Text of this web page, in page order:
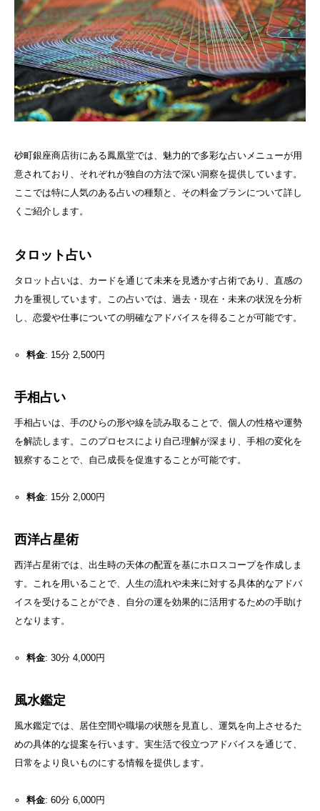
砂町銀座商店街にある鳳凰堂では、魅力的で多彩な占いメニューが用
意されており、それぞれが独自の方法で深い洞察を提供しています。
ここでは特に人気のある占いの種類と、その料金プランについて詳し
くご紹介します。
タロット占い
タロット占いは、カードを通じて未来を見透かす占術であり、直感の
力を重視しています。この占いでは、過去・現在・未来の状況を分析
し、恋愛や仕事についての明確なアドバイスを得ることが可能です。
料金: 15分 2,500円
手相占い
手相占いは、手のひらの形や線を読み取ることで、個人の性格や運勢
を解読します。このプロセスにより自己理解が深まり、手相の変化を
観察することで、自己成長を促進することが可能です。
料金: 15分 2,000円
西洋占星術
西洋占星術では、出生時の天体の配置を基にホロスコープを作成しま
す。これを用いることで、人生の流れや未来に対する具体的なアドバ
イスを受けることができ、自分の運を効果的に活用するための手助け
となります。
料金: 30分 4,000円
風水鑑定
風水鑑定では、居住空間や職場の状態を見直し、運気を向上させるた
めの具体的な提案を行います。実生活で役立つアドバイスを通じて、
日常をより良いものにする情報を提供します。
料金: 60分 6,000円